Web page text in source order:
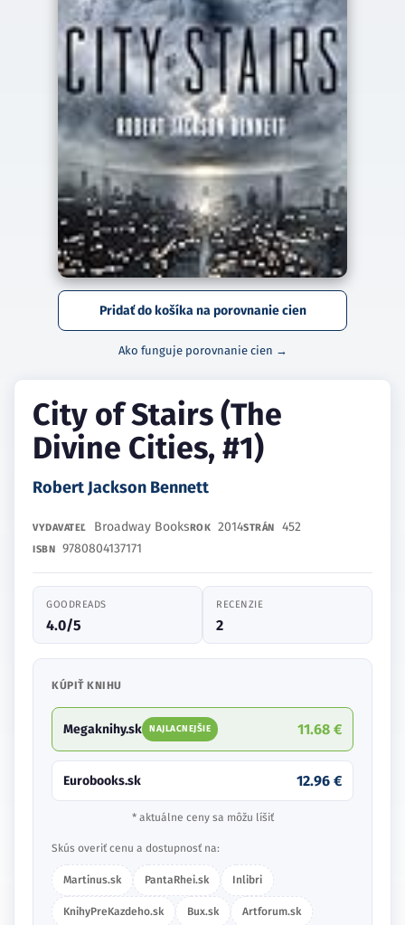
Pridať do košíka na porovnanie cien
Ako funguje porovnanie cien →
City of Stairs (The
Divine Cities, #1)
Robert Jackson Bennett
VYDAVATEĽ Broadway BooksROK 2014STRÁN 452
ISBN 9780804137171
GOODREADS
4.0/5
RECENZIE
2
KÚPIŤ KNIHU
Megaknihy.sk NAJLACNEJŠIE 11.68 €
Eurobooks.sk 12.96 €
* aktuálne ceny sa môžu líšiť
Skús overiť cenu a dostupnosť na:
Martinus.sk PantaRhei.sk Inlibri
KnihyPreKazdeho.sk Bux.sk Artforum.sk